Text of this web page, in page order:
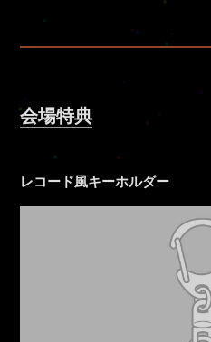
会場特典
レコード風キーホルダー